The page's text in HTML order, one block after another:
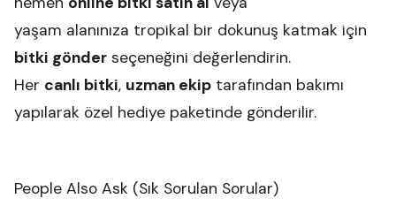
yaşam alanınıza tropikal bir dokunuş katmak için
bitki gönder seçeneğini değerlendirin.
Her canlı bitki, uzman ekip tarafından bakımı
yapılarak özel hediye paketinde gönderilir.
People Also Ask (Sık Sorulan Sorular)